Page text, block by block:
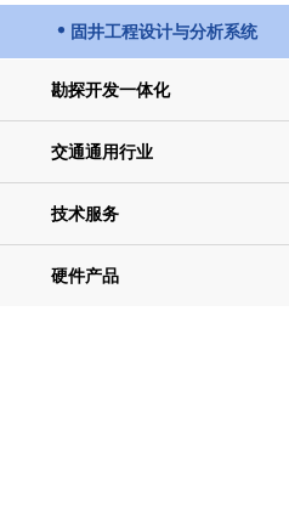
 固井工程设计与分析系统
勘探开发一体化
交通通用行业
技术服务
硬件产品